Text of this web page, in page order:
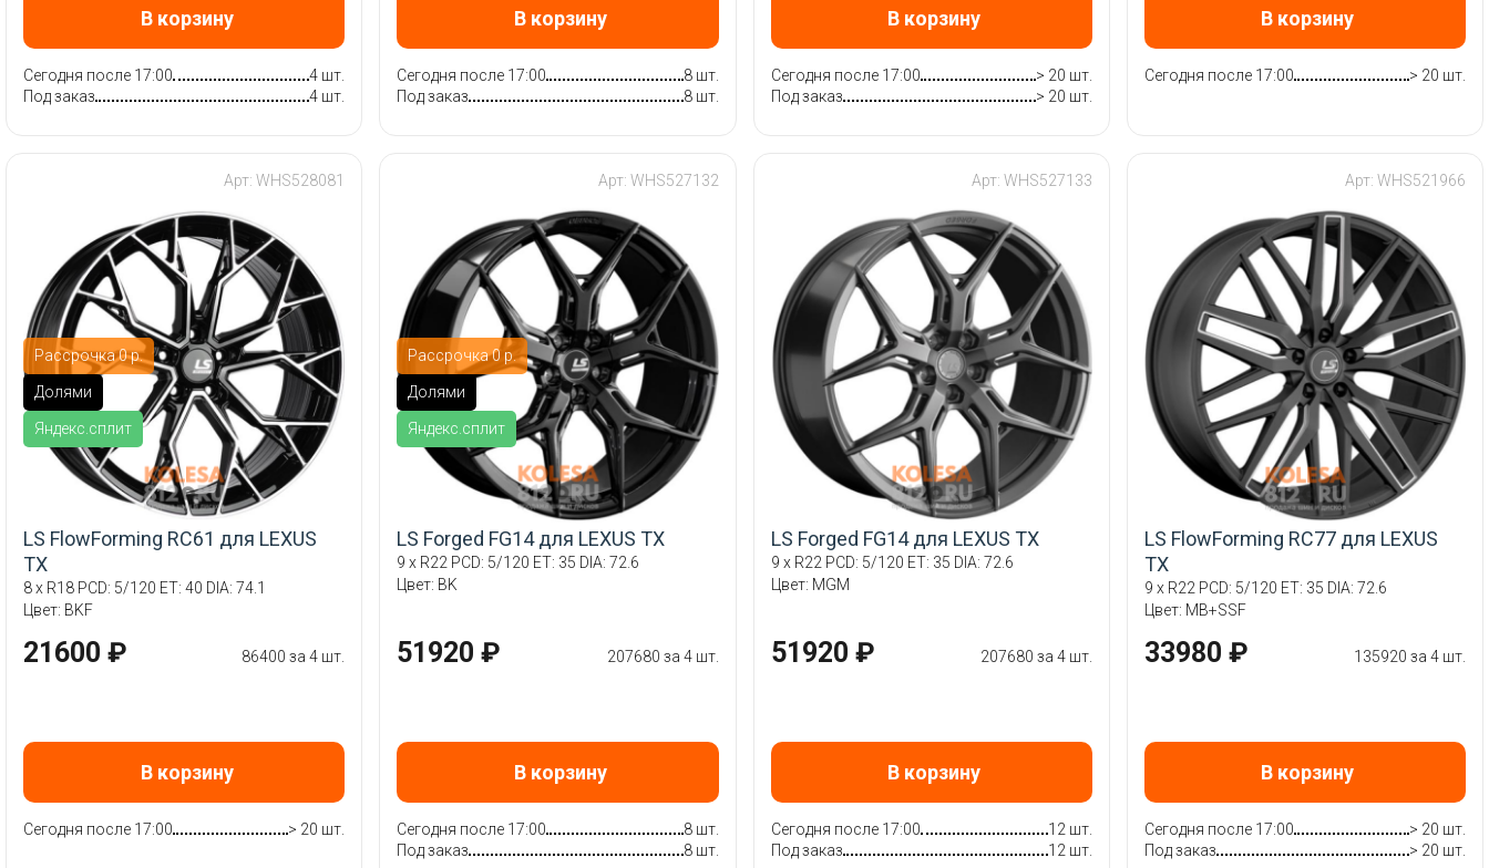
В корзину
Сегодня после 17:00
4 шт.
Под заказ
4 шт.
В корзину
Сегодня после 17:00
8 шт.
Под заказ
8 шт.
В корзину
Сегодня после 17:00
> 20 шт.
Под заказ
> 20 шт.
В корзину
Сегодня после 17:00 > 20 шт.
Рассрочка 0 р.
Долями
Яндекс.сплит
Арт: WHS528081
LS FlowForming RC61 для LEXUS
TX
8 x R18 PCD: 5/120 ET: 40 DIA: 74.1
Цвет: BKF
21600 ₽ 86400 за 4 шт.
В корзину
Сегодня после 17:00 > 20 шт.
Рассрочка 0 р.
Долями
Яндекс.сплит
Арт: WHS527132
LS Forged FG14 для LEXUS TX
9 x R22 PCD: 5/120 ET: 35 DIA: 72.6
Цвет: BK
51920 ₽ 207680 за 4 шт.
В корзину
Сегодня после 17:00
8 шт.
Под заказ
8 шт.
Арт: WHS527133
LS Forged FG14 для LEXUS TX
9 x R22 PCD: 5/120 ET: 35 DIA: 72.6
Цвет: MGM
51920 ₽ 207680 за 4 шт.
В корзину
Сегодня после 17:00
12 шт.
Под заказ
12 шт.
Арт: WHS521966
LS FlowForming RC77 для LEXUS
TX
9 x R22 PCD: 5/120 ET: 35 DIA: 72.6
Цвет: MB+SSF
33980 ₽ 135920 за 4 шт.
В корзину
Сегодня после 17:00
> 20 шт.
Под заказ
> 20 шт.